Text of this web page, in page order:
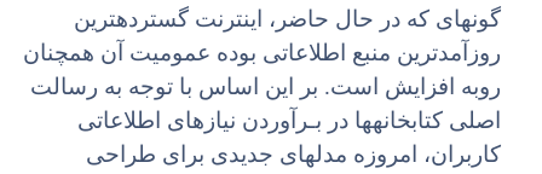
گونهای که در حال حاضر، اینترنت گستردهترین
روزآمدترین منبع اطلاعاتی بوده عمومیت آن همچنان
روبه افزایش است. بر این اساس با توجه به رسالت
اصلی کتابخانهها در بـرآوردن نیازهای اطلاعاتی
کاربران، امروزه مدلهای جدیدی برای طراحی